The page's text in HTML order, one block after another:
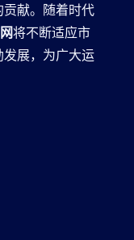
献。随着时代
将不断适应市
展，为广大运